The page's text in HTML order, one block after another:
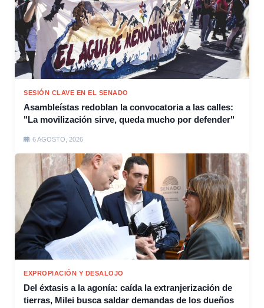
SESIÓN CLAVE EN EL SENADO
Asambleístas redoblan la convocatoria a las calles:
"La movilización sirve, queda mucho por defender"
6 AGOSTO, 2026
EXPROPIACIÓN Y DESALOJO
Del éxtasis a la agonía: caída la extranjerización de
tierras, Milei busca saldar demandas de los dueños